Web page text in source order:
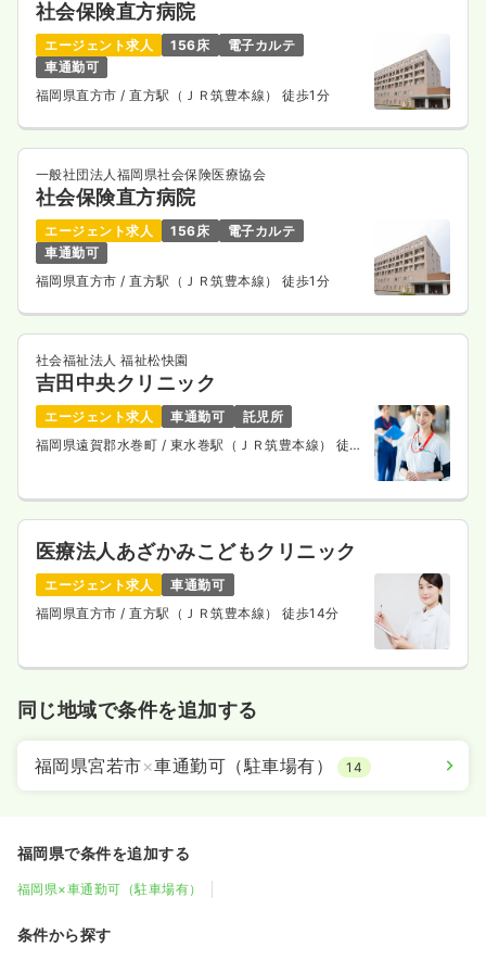
社会保険直方病院
エージェント求人 156床
電子カルテ
車通勤可
福岡県直方市/ 直方駅（ＪＲ筑豊本線） 徒歩1分
一般社団法人福岡県社会保険医療協会
社会保険直方病院
エージェント求人 156床
電子カルテ
車通勤可
福岡県直方市/ 直方駅（ＪＲ筑豊本線） 徒歩1分
社会福祉法人 福祉松快園
吉田中央クリニック
エージェント求人 車通勤可
託児所
福岡県遠賀郡水巻町 / 東水巻駅（ＪＲ筑豊本線） 徒歩
医療法人あざかみこどもクリニック
エージェント求人
車通勤可
福岡県直方市 / 直方駅（ＪＲ筑豊本線） 徒歩14分
同じ地域で条件を追加する
福岡県宮若市×車通勤可（駐車場有） 14
福岡県で条件を追加する
福岡県×車通勤可（駐車場有）
条件から探す